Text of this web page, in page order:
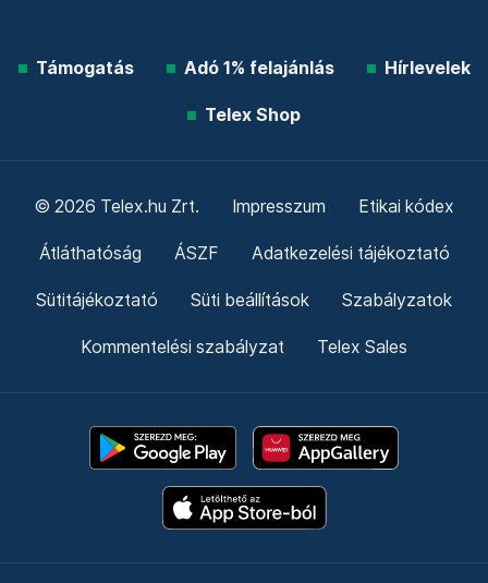
Támogatás Adó 1% felajánlás Hírlevelek
Telex Shop
© 2026 Telex.hu Zrt. Impresszum Etikai kódex
Átláthatóság ÁSZF Adatkezelési tájékoztató
Sütitájékoztató Süti beállítások Szabályzatok
Kommentelési szabályzat Telex Sales